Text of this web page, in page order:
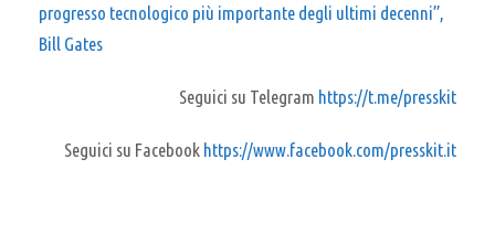
progresso tecnologico più importante degli ultimi decenni”,
Bill Gates
Seguici su Telegram https://t.me/presskit
Seguici su Facebook https://www.facebook.com/presskit.it